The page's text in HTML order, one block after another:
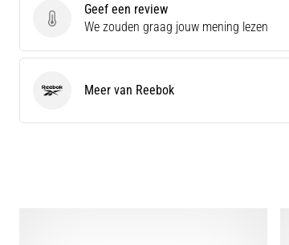
Geef een review
Geef een review
We zouden graag jouw mening lezen
ReebokMeer van Reebok